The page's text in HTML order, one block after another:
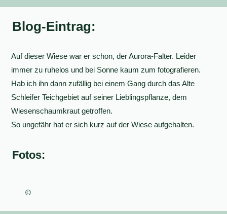
Blog-Eintrag:
Auf dieser Wiese war er schon, der Aurora-Falter. Leider
immer zu ruhelos und bei Sonne kaum zum fotografieren.
Hab ich ihn dann zufällig bei einem Gang durch das Alte
Schleifer Teichgebiet auf seiner Lieblingspflanze, dem
Wiesenschaumkraut getroffen.
So ungefähr hat er sich kurz auf der Wiese aufgehalten.
Fotos:
©